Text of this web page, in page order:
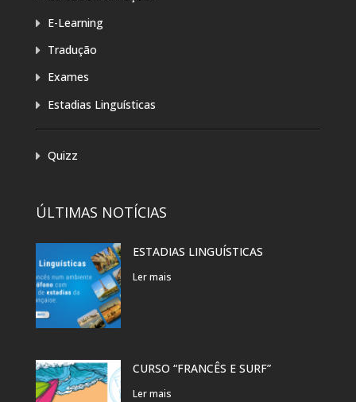
E-Learning
Tradução
Exames
Estadias Linguísticas
Quizz
ÚLTIMAS NOTÍCIAS
ESTADIAS LINGUÍSTICAS
Ler mais
CURSO “FRANCÊS E SURF”
Ler mais